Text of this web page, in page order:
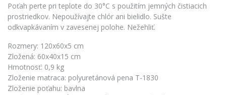
Poťah perte pri teplote do 30°C s použitím jemných čistiacich
prostriedkov. Nepoužívajte chlór ani bielidlo. Sušte
odkvapkávaním v zavesenej polohe. Nežehliť.
Rozmery: 120x60x5 cm
Zložená: 60x40x15 cm
Hmotnosť: 0,9 kg
Zloženie matraca: polyuretánová pena T-1830
Zloženie poťahu: bavlna